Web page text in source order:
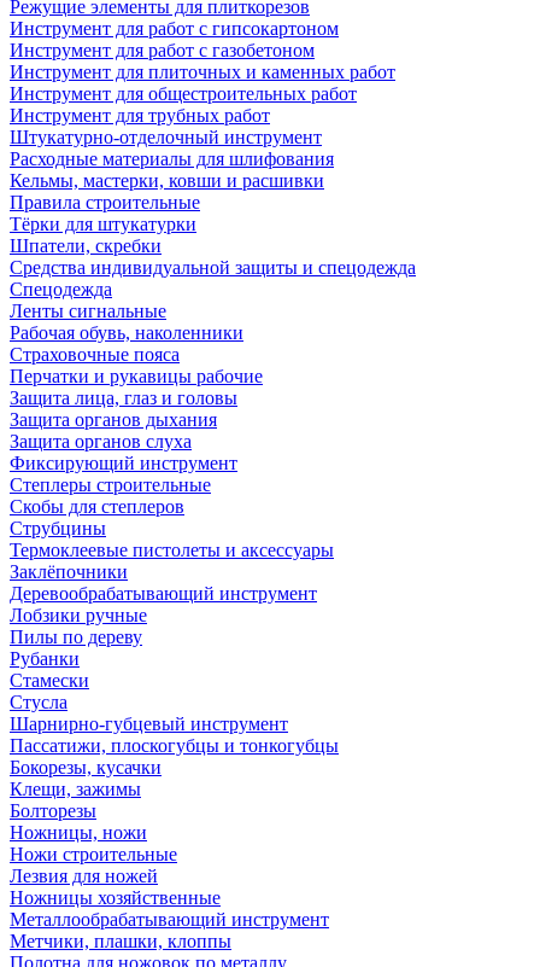
Режущие элементы для плиткорезов
Инструмент для работ с гипсокартоном
Инструмент для работ с газобетоном
Инструмент для плиточных и каменных работ
Инструмент для общестроительных работ
Инструмент для трубных работ
Штукатурно-отделочный инструмент
Расходные материалы для шлифования
Кельмы, мастерки, ковши и расшивки
Правила строительные
Тёрки для штукатурки
Шпатели, скребки
Средства индивидуальной защиты и спецодежда
Спецодежда
Ленты сигнальные
Рабочая обувь, наколенники
Страховочные пояса
Перчатки и рукавицы рабочие
Защита лица, глаз и головы
Защита органов дыхания
Защита органов слуха
Фиксирующий инструмент
Степлеры строительные
Скобы для степлеров
Струбцины
Термоклеевые пистолеты и аксессуары
Заклёпочники
Деревообрабатывающий инструмент
Лобзики ручные
Пилы по дереву
Рубанки
Стамески
Стусла
Шарнирно-губцевый инструмент
Пассатижи, плоскогубцы и тонкогубцы
Бокорезы, кусачки
Клещи, зажимы
Болторезы
Ножницы, ножи
Ножи строительные
Лезвия для ножей
Ножницы хозяйственные
Металлообрабатывающий инструмент
Метчики, плашки, клоппы
Полотна для ножовок по металлу